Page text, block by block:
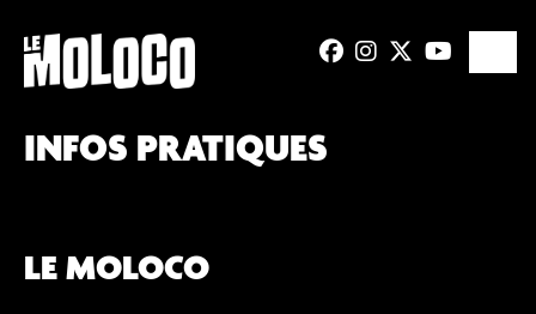
INFOS PRATIQUES
LE MOLOCO